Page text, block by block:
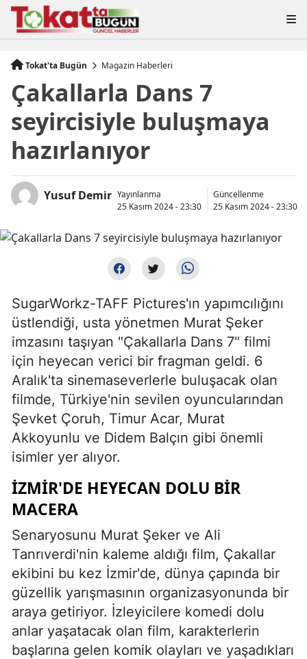
Tokat'ta Bugün Magazin Haberleri
Çakallarla Dans 7
seyircisiyle buluşmaya
hazırlanıyor
Yusuf Demir Yayınlanma
25 Kasım 2024 - 23:30
Güncellenme
25 Kasım 2024 - 23:30
SugarWorkz-TAFF Pictures'ın yapımcılığını
üstlendiği, usta yönetmen Murat Şeker
imzasını taşıyan "Çakallarla Dans 7" filmi
için heyecan verici bir fragman geldi. 6
Aralık'ta sinemaseverlerle buluşacak olan
filmde, Türkiye'nin sevilen oyuncularından
Şevket Çoruh, Timur Acar, Murat
Akkoyunlu ve Didem Balçın gibi önemli
isimler yer alıyor.
İZMIR'DE HEYECAN DOLU BIR
MACERA
Senaryosunu Murat Şeker ve Ali
Tanrıverdi'nin kaleme aldığı film, Çakallar
ekibini bu kez İzmir'de, dünya çapında bir
güzellik yarışmasının organizasyonunda bir
araya getiriyor. İzleyicilere komedi dolu
anlar yaşatacak olan film, karakterlerin
başlarına gelen komik olayları ve yaşadıkları